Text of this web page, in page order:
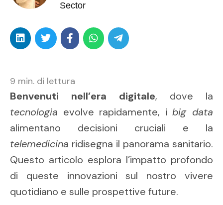
Sector
9 min. di lettura
Benvenuti nell’era digitale, dove la
tecnologia evolve rapidamente, ibig data
alimentano decisioni cruciali e la
telemedicina ridisegna il panorama sanitario.
Questo articolo esplora l’impatto profondo
di queste innovazioni sul nostro vivere
quotidiano e sulle prospettive future.